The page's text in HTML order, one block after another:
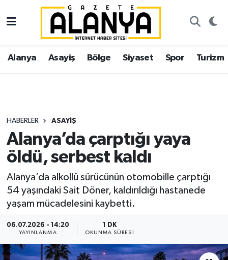
Alanya Asayiş Bölge Siyaset Spor Turizm
HABERLER ASAYIŞ
Alanya’da çarptığı yaya
öldü, serbest kaldı
Alanya’da alkollü sürücünün otomobille çarptığı
54 yaşındaki Sait Döner, kaldırıldığı hastanede
yaşam mücadelesini kaybetti.
06.07.2026 - 14:20
YAYINLANMA
1 DK
OKUNMA SÜRESI
Alanya
Asayiş
Siyaset
Spor
Turizm
Ekonomi
İstanbul Nöbetçi Eczaneler
İstanbul Hava Durumu
Süper Lig Puan Durumu ve Fikstür
Tüm Manşetler
Son Dakika Haberleri
Haber Arşivi